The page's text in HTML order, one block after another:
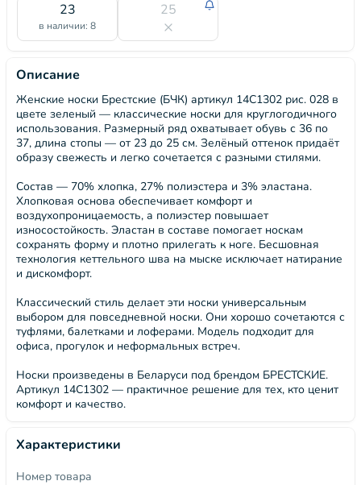
23
в наличии: 8
25
Описание
Женские носки Брестские (БЧК) артикул 14С1302 рис. 028 в
цвете зеленый — классические носки для круглогодичного
использования. Размерный ряд охватывает обувь с 36 по
37, длина стопы — от 23 до 25 см. Зелёный оттенок придаёт
образу свежесть и легко сочетается с разными стилями.
Состав — 70% хлопка, 27% полиэстера и 3% эластана.
Хлопковая основа обеспечивает комфорт и
воздухопроницаемость, а полиэстер повышает
износостойкость. Эластан в составе помогает носкам
сохранять форму и плотно прилегать к ноге. Бесшовная
технология кеттельного шва на мыске исключает натирание
и дискомфорт.
Классический стиль делает эти носки универсальным
выбором для повседневной носки. Они хорошо сочетаются с
туфлями, балетками и лоферами. Модель подходит для
офиса, прогулок и неформальных встреч.
Носки произведены в Беларуси под брендом БРЕСТСКИЕ.
Артикул 14С1302 — практичное решение для тех, кто ценит
комфорт и качество.
Характеристики
Номер товара